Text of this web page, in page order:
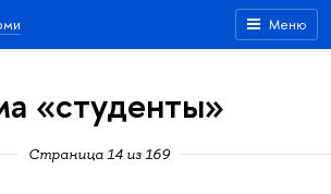
Меню
«студенты»
Страница 14 из 169